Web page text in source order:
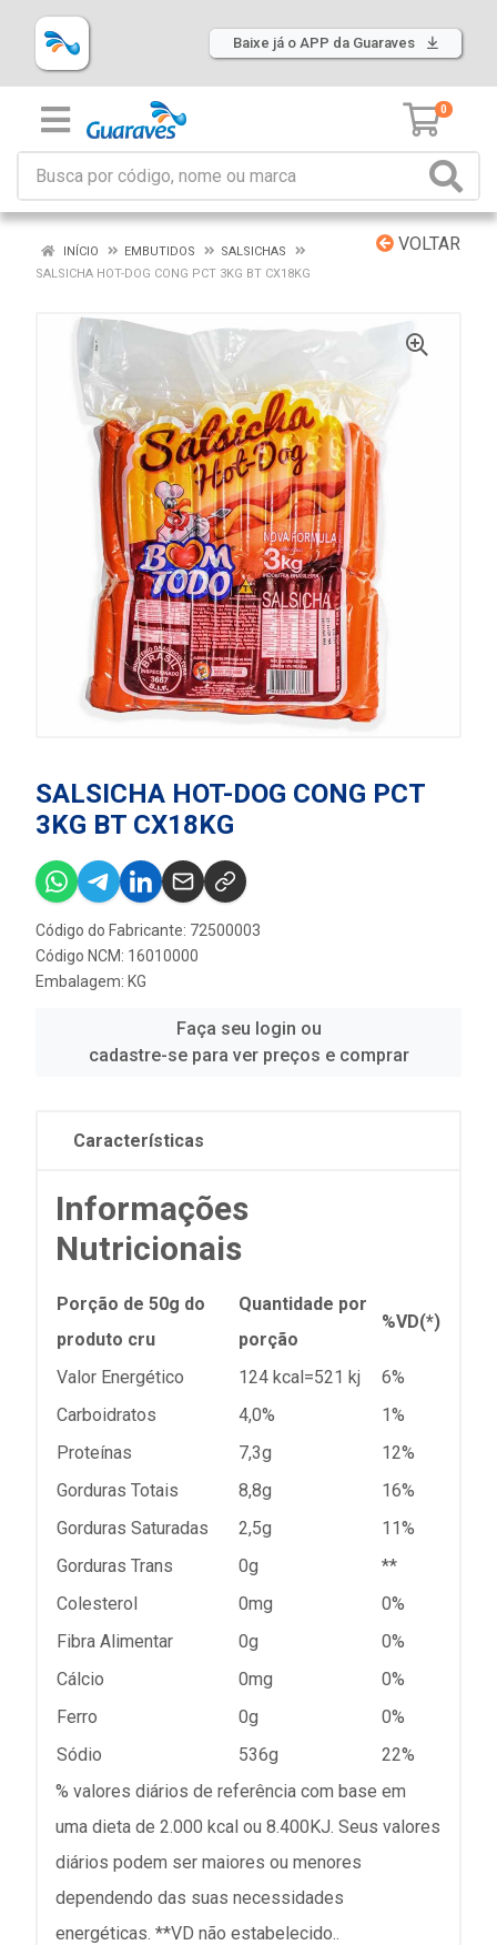
Baixe já o APP da Guaraves
0
VOLTAR
INÍCIO EMBUTIDOS
SALSICHAS
SALSICHA HOT-DOG CONG PCT 3KG BT CX18KG
SALSICHA HOT-DOG CONG PCT
3KG BT CX18KG
Código do Fabricante: 72500003
Código NCM: 16010000
Embalagem: KG
Faça seu login ou
cadastre-se para ver preços e comprar
Características
Informações
Nutricionais
Porção de 50g do
produto cru
Quantidade por
porção
%VD(*)
Valor Energético 124 kcal=521 kj
6%
Carboidratos
4,0%
1%
Proteínas
7,3g
12%
Gorduras Totais
8,8g
16%
Gorduras Saturadas
2,5g
11%
Gorduras Trans
0g
**
Colesterol
0mg
0%
Fibra Alimentar
0g
0%
Cálcio
0mg
0%
Ferro
0g
0%
Sódio
536g
22%
% valores diários de referência com base em
uma dieta de 2.000 kcal ou 8.400KJ. Seus valores
diários podem ser maiores ou menores
dependendo das suas necessidades
energéticas. **VD não estabelecido..